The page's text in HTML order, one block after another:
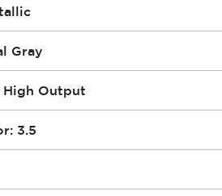
Gray
High Output
: 3.5